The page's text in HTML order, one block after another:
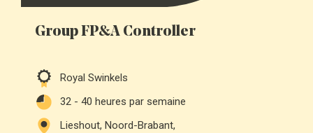
Group FP&A Controller
Royal Swinkels
32 - 40 heures par semaine
Lieshout, Noord-Brabant,